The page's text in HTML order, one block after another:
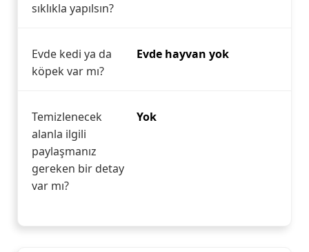
sıklıkla yapılsın?
Evde kedi ya da
köpek var mı?
Evde hayvan yok
Temizlenecek
alanla ilgili
paylaşmanız
gereken bir detay
var mı?
Yok